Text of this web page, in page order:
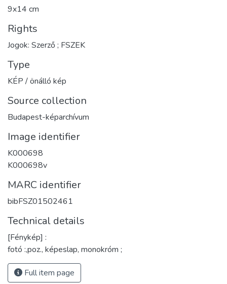
9x14 cm
Rights
Jogok: Szerző ; FSZEK
Type
KÉP / önálló kép
Source collection
Budapest-képarchívum
Image identifier
K000698
K000698v
MARC identifier
bibFSZ01502461
Technical details
[Fénykép] :
fotó :,poz., képeslap, monokróm ;
Full item page